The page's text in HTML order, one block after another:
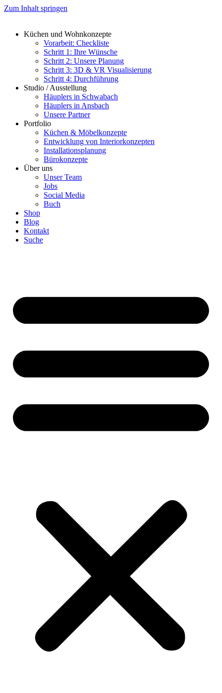
Zum Inhalt springen
Küchen und Wohnkonzepte
Vorarbeit: Checkliste
Schritt 1: Ihre Wünsche
Schritt 2: Unsere Planung
Schritt 3: 3D & VR Visualisierung
Schritt 4: Durchführung
Studio / Ausstellung
Häuplers in Schwabach
Häuplers in Ansbach
Unsere Partner
Portfolio
Küchen & Möbelkonzepte
Entwicklung von Interiorkonzepten
Installationsplanung
Bürokonzepte
Über uns
Unser Team
Jobs
Social Media
Buch
Shop
Blog
Kontakt
Suche